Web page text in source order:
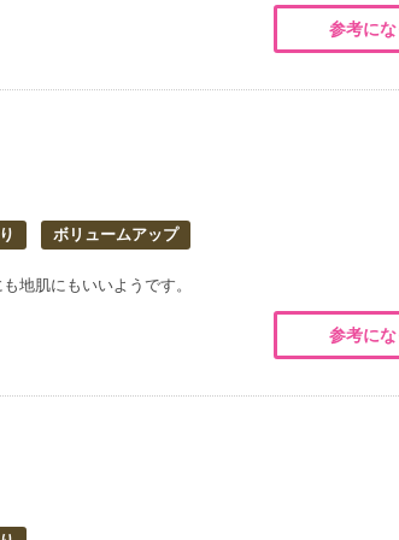
参考に
ボリュームアップ
地肌にもいいようです。
参考に